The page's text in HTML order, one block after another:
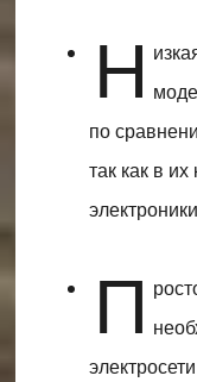
Н
по
так как в
П